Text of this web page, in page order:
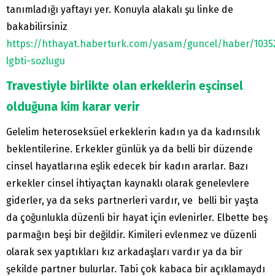
tanımladığı yaftayı yer. Konuyla alakalı şu linke de
bakabilirsiniz
https://hthayat.haberturk.com/yasam/guncel/haber/
lgbti-sozlugu
Travestiyle birlikte olan erkeklerin eşcinsel
olduğuna kim karar verir
Gelelim heteroseksüel erkeklerin kadın ya da kadınsılık
beklentilerine. Erkekler günlük ya da belli bir düzende
cinsel hayatlarına eşlik edecek bir kadın ararlar. Bazı
erkekler cinsel ihtiyaçtan kaynaklı olarak genelevlere
giderler, ya da seks partnerleri vardır, ve belli bir yaşta
da çoğunlukla düzenli bir hayat için evlenirler. Elbette beş
parmağın beşi bir değildir. Kimileri evlenmez ve düzenli
olarak sex yaptıkları kız arkadaşları vardır ya da bir
şekilde partner bulurlar. Tabi çok kabaca bir açıklamaydı